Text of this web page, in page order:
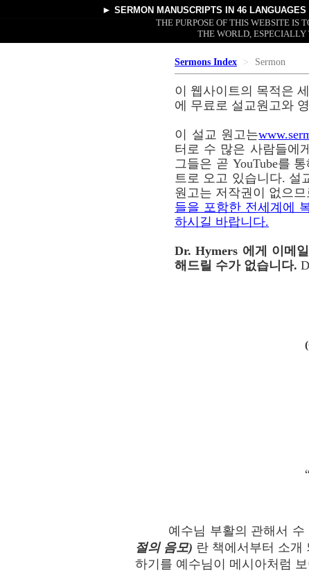
► SERMON MANUSCRIPTS IN 46 LANGUAGES
THE PURPOSE OF THIS WEBSITE IS
THE WORLD,
Sermons Index Sermon
이 웹사이트의 목적은
에 무료로 설교원고와
이 설교 원고는
터로 수 많은 사람들에
그들은 곧 YouTube를
트로 오고 있습니다. 설
원고는 저작권이 없으
들을 포함한 전세계에
하시길 바랍니다.
Dr. Hymers 에게 이메
해드릴 수가 없습니다.
예수님 부활의 관해서 수
절의 음모) 란 책에서부터 소개
하기를 예수님이 메시아처럼